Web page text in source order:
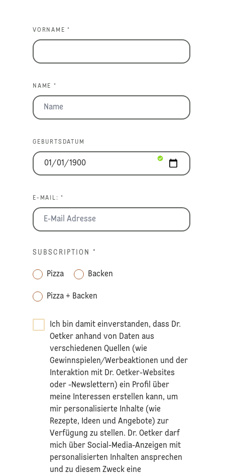
VORNAME *
NAME *
GEBURTSDATUM
E-MAIL: *
SUBSCRIPTION *
Pizza Backen
Pizza + Backen
Ich bin damit einverstanden, dass Dr.
Oetker anhand von Daten aus
verschiedenen Quellen (wie
Gewinnspielen/Werbeaktionen und der
Interaktion mit Dr. Oetker-Websites
oder -Newslettern) ein Profil über
meine Interessen erstellen kann, um
mir personalisierte Inhalte (wie
Rezepte, Ideen und Angebote) zur
Verfügung zu stellen. Dr. Oetker darf
mich über Social-Media-Anzeigen mit
personalisierten Inhalten ansprechen
und zu diesem Zweck eine